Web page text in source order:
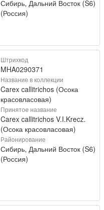
Сибирь, Дальний Восток (S6)
(Россия)
Штрихкод
MHA0290371
Название в коллекции
Carex callitrichos (Осока
красовласовая)
Принятое название
Carex callitrichos V.I.Krecz.
(Осока красовласовая)
Районирование
Сибирь, Дальний Восток (S6)
(Россия)